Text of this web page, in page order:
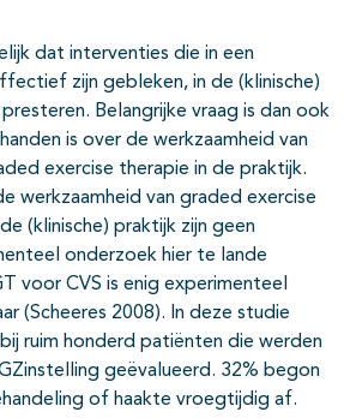
dat interventies die in een
zijn gebleken, in de (klinische)
Belangrijke vraag is dan ook
is over de werkzaamheid van
exercise therapie in de praktijk.
werkzaamheid van graded exercise
(klinische) praktijk zijn geen
onderzoek hier te lande
voor CVS is enig experimenteel
(Scheeres 2008). In deze studie
ruim honderd patiënten die werden
geëvalueerd. 32% begon
of haakte vroegtijdig af.